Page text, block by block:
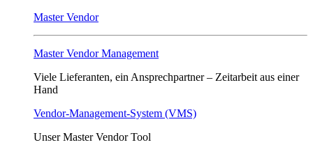
Master Vendor
Master Vendor Management
Viele Lieferanten, ein Ansprech­partner – Zeitarbeit aus einer
Hand
Vendor-Management-System (VMS)
Unser Master Vendor Tool